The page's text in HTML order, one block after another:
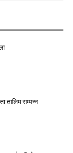
तालिम सम्पन्न